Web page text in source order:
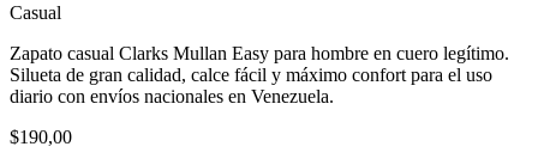
Casual
Zapato casual Clarks Mullan Easy para hombre en cuero legítimo.
Silueta de gran calidad, calce fácil y máximo confort para el uso
diario con envíos nacionales en Venezuela.
$190,00